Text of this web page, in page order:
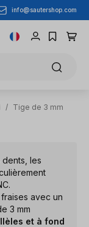
info@sautershop.com
/ Tige de 3 mm
les
avec un
3 mm
et à fond